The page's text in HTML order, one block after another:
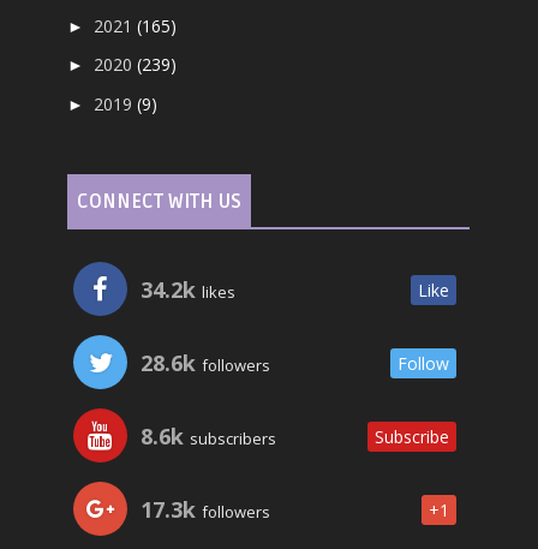
► 2021(165)
► 2020(239)
► 2019(9)
CONNECT WITH US
34.2k likes Like
28.6k followers Follow
8.6k subscribers Subscribe
17.3k followers +1